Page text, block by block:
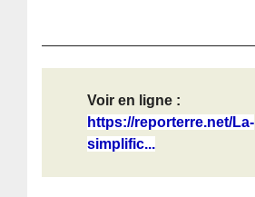
Voir en ligne :
https://reporterre.net/La-
simplific...